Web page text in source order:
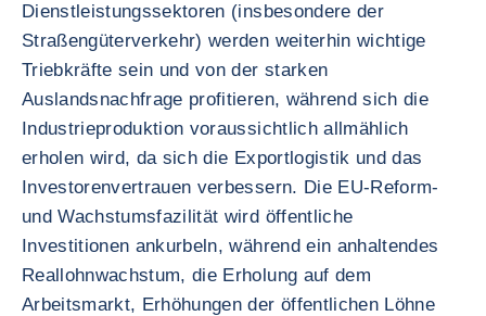
Dienstleistungssektoren (insbesondere der
Straßengüterverkehr) werden weiterhin wichtige
Triebkräfte sein und von der starken
Auslandsnachfrage profitieren, während sich die
Industrieproduktion voraussichtlich allmählich
erholen wird, da sich die Exportlogistik und das
Investorenvertrauen verbessern. Die EU-Reform-
und Wachstumsfazilität wird öffentliche
Investitionen ankurbeln, während ein anhaltendes
Reallohnwachstum, die Erholung auf dem
Arbeitsmarkt, Erhöhungen der öffentlichen Löhne